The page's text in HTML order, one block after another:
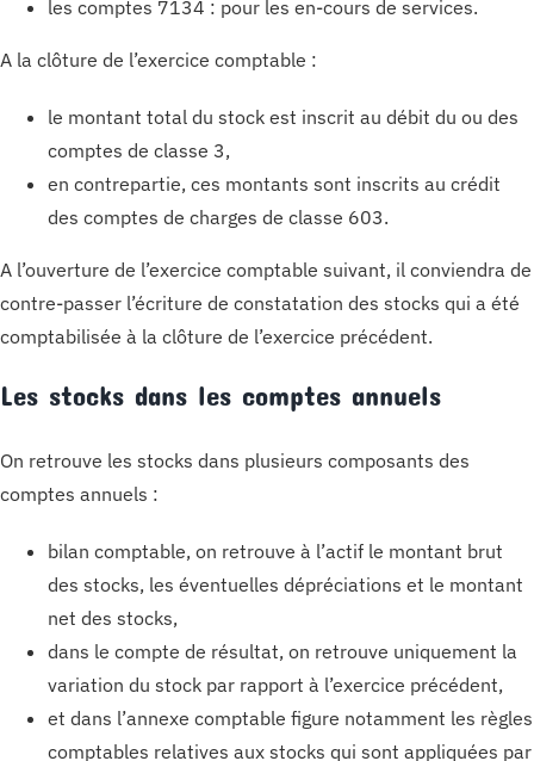
les comptes 7134 : pour les en-cours de services.
A la clôture de l’exercice comptable :
le montant total du stock est inscrit au débit du ou des
comptes de classe 3,
en contrepartie, ces montants sont inscrits au crédit
des comptes de charges de classe 603.
A l’ouverture de l’exercice comptable suivant, il conviendra de
contre-passer l’écriture de constatation des stocks qui a été
comptabilisée à la clôture de l’exercice précédent.
Les stocks dans les comptes annuels
On retrouve les stocks dans plusieurs composants des
comptes annuels :
bilan comptable, on retrouve à l’actif le montant brut
des stocks, les éventuelles dépréciations et le montant
net des stocks,
dans le compte de résultat, on retrouve uniquement la
variation du stock par rapport à l’exercice précédent,
et dans l’annexe comptable figure notamment les règles
comptables relatives aux stocks qui sont appliquées par